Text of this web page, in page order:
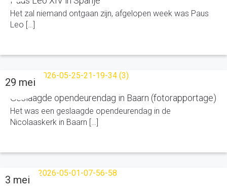
Het zal niemand ontgaan zijn, afgelopen week was Paus
Leo […]
Geslaagde opendeurendag in Baarn (fotorapportage)
Het was een geslaagde opendeurendag in de
Nicolaaskerk in Baarn […]
29 mei
3 mei